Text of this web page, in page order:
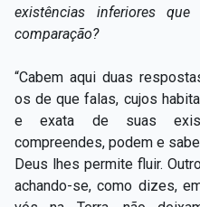
existências inferiores
comparação?
“Cabem aqui duas
os de que falas, cujos
e exata de suas
compreendes, podem e
Deus lhes permite fluir.
achando-se, como dizes,